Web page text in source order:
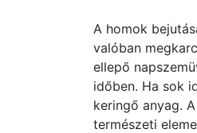
A homok
valóban
ellepő
időben. Ha sok
keringő anyag.
természeti